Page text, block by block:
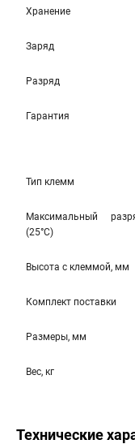
Хранение
Заряд
Разряд
Гарантия
Тип клемм
Максимальный
(25°С)
Высота c клеммой, мм
Комплект поставки
Размеры, мм
Вес, кг
Технические